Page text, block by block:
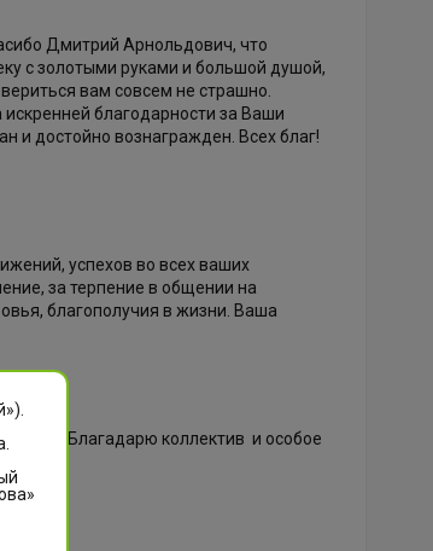
Дмитрий Арнольдович, что
с золотыми руками и большой душой,
вам совсем не страшно.
благодарности за Ваши
и достойно вознагражден. Всех благ!
успехов во всех ваших
за терпение в общении на
благополучия в жизни. Ваша
Благадарю коллектив и особое